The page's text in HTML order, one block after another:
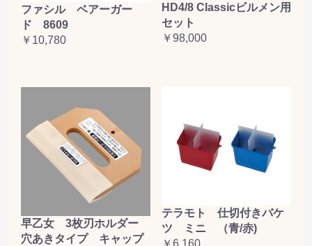
ファシル ベアーガー
ド 8609
￥10,780
HD4/8 Classicビルメン用
セット
￥98,000
早乙女 3枚刃ホルダー
穴あきタイプ キャップ
テラモト 仕切付きバケ
ツ ミニ （青/赤)